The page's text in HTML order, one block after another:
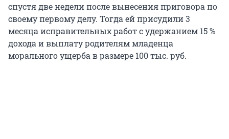
спустя две недели после вынесения приговора по
своему первому делу. Тогда ей присудили 3
месяца исправительных работ с удержанием 15 %
дохода и выплату родителям младенца
морального ущерба в размере 100 тыс. руб.